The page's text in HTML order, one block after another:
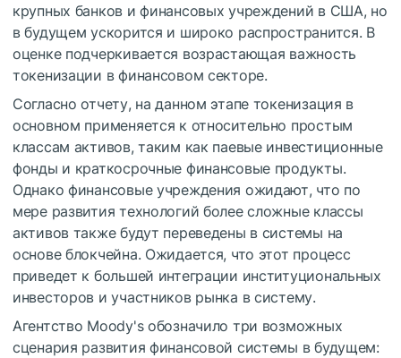
крупных банков и финансовых учреждений в США, но
в будущем ускорится и широко распространится. В
оценке подчеркивается возрастающая важность
токенизации в финансовом секторе.
Согласно отчету, на данном этапе токенизация в
основном применяется к относительно простым
классам активов, таким как паевые инвестиционные
фонды и краткосрочные финансовые продукты.
Однако финансовые учреждения ожидают, что по
мере развития технологий более сложные классы
активов также будут переведены в системы на
основе блокчейна. Ожидается, что этот процесс
приведет к большей интеграции институциональных
инвесторов и участников рынка в систему.
Агентство Moody's обозначило три возможных
сценария развития финансовой системы в будущем: